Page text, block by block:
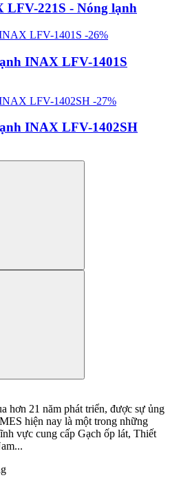
221S - Nóng lạnh
-26%
INAX LFV-1401S
-27%
INAX LFV-1402SH
hơn 21 năm phát triển, được sự ủng
hiện nay là một trong những
vực cung cấp Gạch ốp lát, Thiết